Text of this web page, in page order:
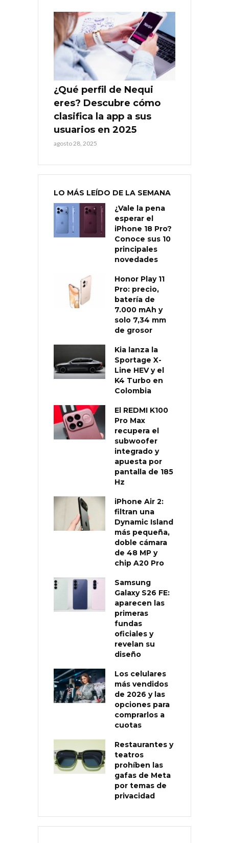
¿Qué perfil de Nequi
eres? Descubre cómo
clasifica la app a sus
usuarios en 2025
agosto 28, 2025
LO MÁS LEÍDO DE LA SEMANA
¿Vale la pena
esperar el
iPhone 18 Pro?
Conoce sus 10
principales
novedades
Honor Play 11
Pro: precio,
batería de
7.000 mAh y
solo 7,34 mm
de grosor
Kia lanza la
Sportage X-
Line HEV y el
K4 Turbo en
Colombia
El REDMI K100
Pro Max
recupera el
subwoofer
integrado y
apuesta por
pantalla de 185
Hz
iPhone Air 2:
filtran una
Dynamic Island
más pequeña,
doble cámara
de 48 MP y
chip A20 Pro
Samsung
Galaxy S26 FE:
aparecen las
primeras
fundas
oficiales y
revelan su
diseño
Los celulares
más vendidos
de 2026 y las
opciones para
comprarlos a
cuotas
Restaurantes y
teatros
prohíben las
gafas de Meta
por temas de
privacidad